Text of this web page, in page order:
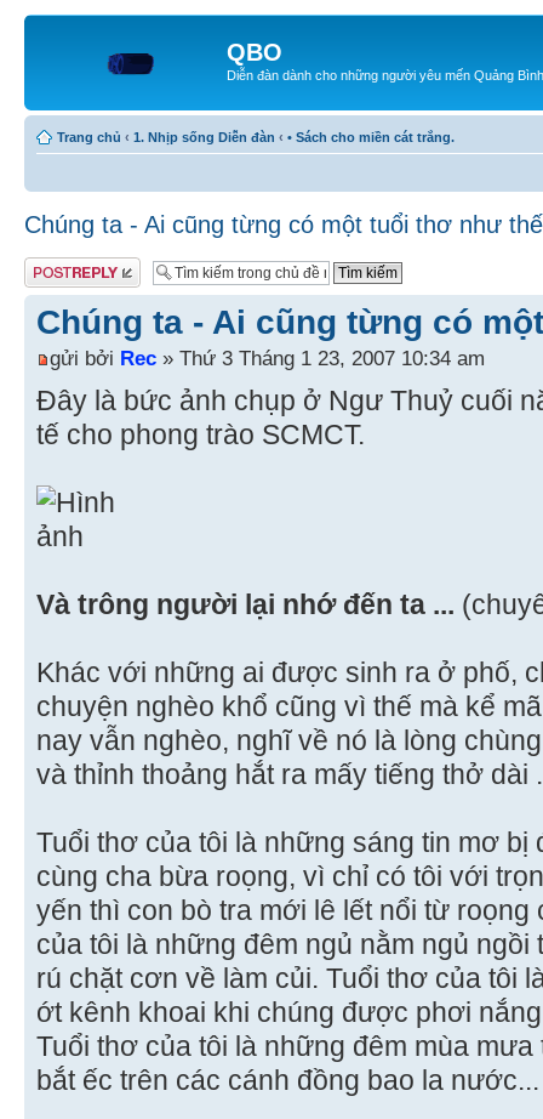
QBO
Diễn đàn dành cho những người yêu mến Quảng Bình
Trang chủ ‹ 1. Nhịp sống Diễn đàn ‹ • Sách cho miền cát trắng.
Chúng ta - Ai cũng từng có một tuổi thơ như
Gửi bài trả lời
Chúng ta - Ai cũng từng có
gửi bởi Rec » Thứ 3 Tháng 1 23, 2007 10:34 am
Đây là bức ảnh chụp ở Ngư Thuỷ cuối
tế cho phong trào SCMCT.
Và trông người lại nhớ đến ta ...
Khác với những ai được sinh ra ở phố,
chuyện nghèo khổ cũng vì thế mà kể
nay vẫn nghèo, nghĩ về nó là lòng
và thỉnh thoảng hắt ra mấy tiếng thở dài
Tuổi thơ của tôi là những sáng tin mơ bị
cùng cha bừa roọng, vì chỉ có tôi với
yến thì con bò tra mới lê lết nổi từ roọng
của tôi là những đêm ngủ nằm ngủ ngồi
rú chặt cơn về làm củi. Tuổi thơ của tôi
ớt kênh khoai khi chúng được phơi
Tuổi thơ của tôi là những đêm mùa
bắt ếc trên các cánh đồng bao la nước...